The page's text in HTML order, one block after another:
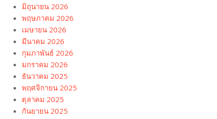
มิถุนายน 2026
พฤษภาคม 2026
เมษายน 2026
มีนาคม 2026
กุมภาพันธ์ 2026
มกราคม 2026
ธันวาคม 2025
พฤศจิกายน 2025
ตุลาคม 2025
กันยายน 2025